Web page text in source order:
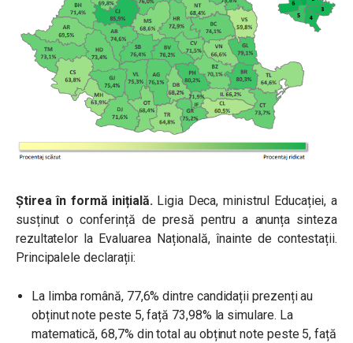
Știrea în formă inițială. Ligia Deca, ministrul Educației, a
susținut o conferință de presă pentru a anunța sinteza
rezultatelor la Evaluarea Națională, înainte de contestații.
Principalele declarații:
La limba română, 77,6% dintre candidații prezenți au
obținut note peste 5, față 73,98% la simulare. La
matematică, 68,7% din total au obținut note peste 5, față